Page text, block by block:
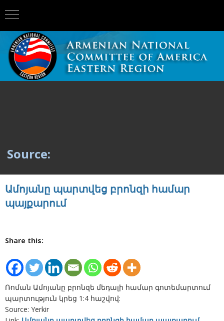
Source:
Ամոյանը պարտվեց բրոնզի համար
պայքարում
Share this:
Ռոման Ամոյանը բրոնզե մեդալի համար գոտեմարտում
պարտություն կրեց 1:4 հաշվով:
Source: Yerkir